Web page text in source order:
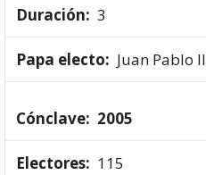
3
Juan Pablo II
2005
115